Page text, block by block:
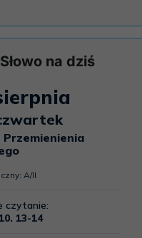
Słowo na dziś